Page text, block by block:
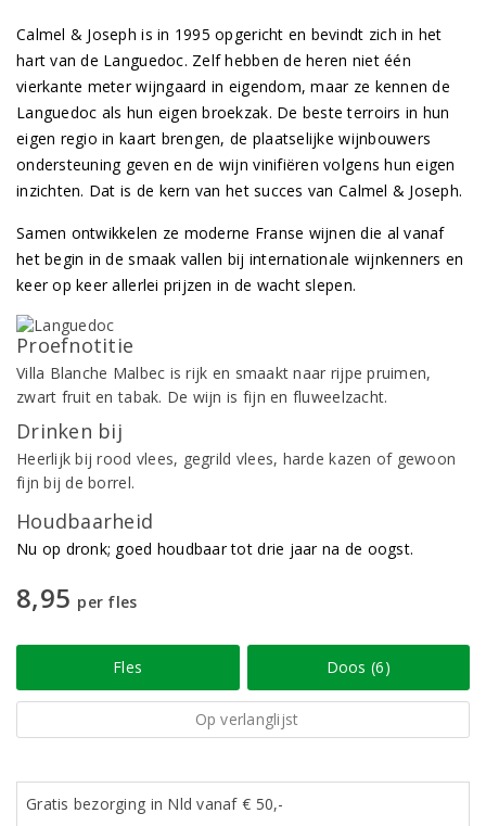
Calmel & Joseph is in 1995 opgericht en bevindt zich in het
hart van de Languedoc. Zelf hebben de heren niet één
vierkante meter wijngaard in eigendom, maar ze kennen de
Languedoc als hun eigen broekzak. De beste terroirs in hun
eigen regio in kaart brengen, de plaatselijke wijnbouwers
ondersteuning geven en de wijn vinifiëren volgens hun eigen
inzichten. Dat is de kern van het succes van Calmel & Joseph.
Samen ontwikkelen ze moderne Franse wijnen die al vanaf
het begin in de smaak vallen bij internationale wijnkenners en
keer op keer allerlei prijzen in de wacht slepen.
Proefnotitie
Villa Blanche Malbec is rijk en smaakt naar rijpe pruimen,
zwart fruit en tabak. De wijn is fijn en fluweelzacht.
Drinken bij
Heerlijk bij rood vlees, gegrild vlees, harde kazen of gewoon
fijn bij de borrel.
Houdbaarheid
Nu op dronk; goed houdbaar tot drie jaar na de oogst.
8,95 per fles
Fles Doos (6)
Op verlanglijst
Gratis bezorging in Nld vanaf € 50,-